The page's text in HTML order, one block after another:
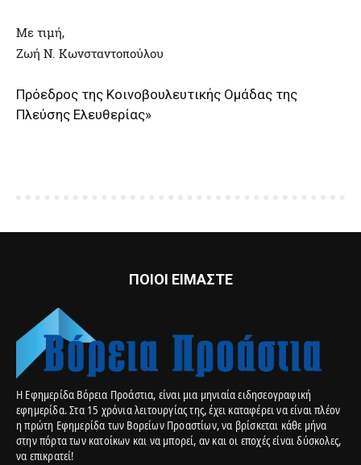
Με τιμή,
Ζωή Ν. Κωνσταντοπούλου
Πρόεδρος της Κοινοβουλευτικής Ομάδας της
Πλεύσης Ελευθερίας»
ΠΟΙΟΙ ΕΙΜΑΣΤΕ
Η Εφημερίδα Βόρεια Προάστια, είναι μια μηνιαία ειδησεογραφική
εφημερίδα. Στα 15 χρόνια λειτουργίας της, έχει καταφέρει να είναι πλέον
η πρώτη Εφημερίδα των Βορείων Προαστίων, να βρίσκεται κάθε μήνα
στην πόρτα των κατοίκων και να μπορεί, αν και οι εποχές είναι δύσκολες,
να επικρατεί!